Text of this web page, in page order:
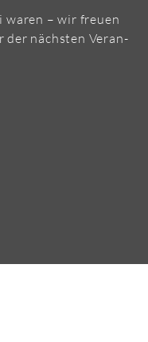
waren – wir freu­en
der nächs­ten Ver­an­